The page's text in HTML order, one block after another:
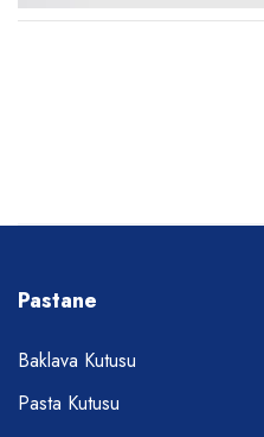
Pastane
Baklava Kutusu
Pasta Kutusu